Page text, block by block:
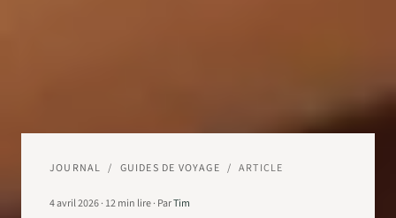
JOURNAL / GUIDES DE VOYAGE / ARTICLE
4 avril 2026· 12min lire· ParTim